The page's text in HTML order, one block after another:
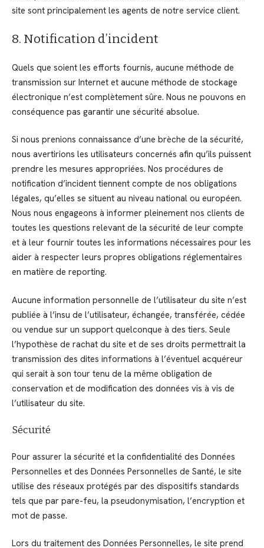
site sont principalement les agents de notre service client.
8. Notification d’incident
Quels que soient les efforts fournis, aucune méthode de
transmission sur Internet et aucune méthode de stockage
électronique n’est complètement sûre. Nous ne pouvons en
conséquence pas garantir une sécurité absolue.
Si nous prenions connaissance d’une brèche de la sécurité,
nous avertirions les utilisateurs concernés afin qu’ils puissent
prendre les mesures appropriées. Nos procédures de
notification d’incident tiennent compte de nos obligations
légales, qu’elles se situent au niveau national ou européen.
Nous nous engageons à informer pleinement nos clients de
toutes les questions relevant de la sécurité de leur compte
et à leur fournir toutes les informations nécessaires pour les
aider à respecter leurs propres obligations réglementaires
en matière de reporting.
Aucune information personnelle de l’utilisateur du site n’est
publiée à l’insu de l’utilisateur, échangée, transférée, cédée
ou vendue sur un support quelconque à des tiers. Seule
l’hypothèse de rachat du site et de ses droits permettrait la
transmission des dites informations à l’éventuel acquéreur
qui serait à son tour tenu de la même obligation de
conservation et de modification des données vis à vis de
l’utilisateur du site.
Sécurité
Pour assurer la sécurité et la confidentialité des Données
Personnelles et des Données Personnelles de Santé, le site
utilise des réseaux protégés par des dispositifs standards
tels que par pare-feu, la pseudonymisation, l’encryption et
mot de passe.
Lors du traitement des Données Personnelles, le site prend